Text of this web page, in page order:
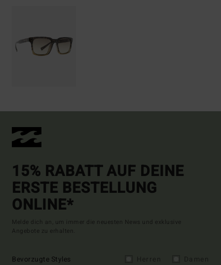
15% RABATT AUF DEINE
ERSTE BESTELLUNG
ONLINE*
Melde dich an, um immer die neuesten News und exklusive
Angebote zu erhalten.
Bevorzugte Styles